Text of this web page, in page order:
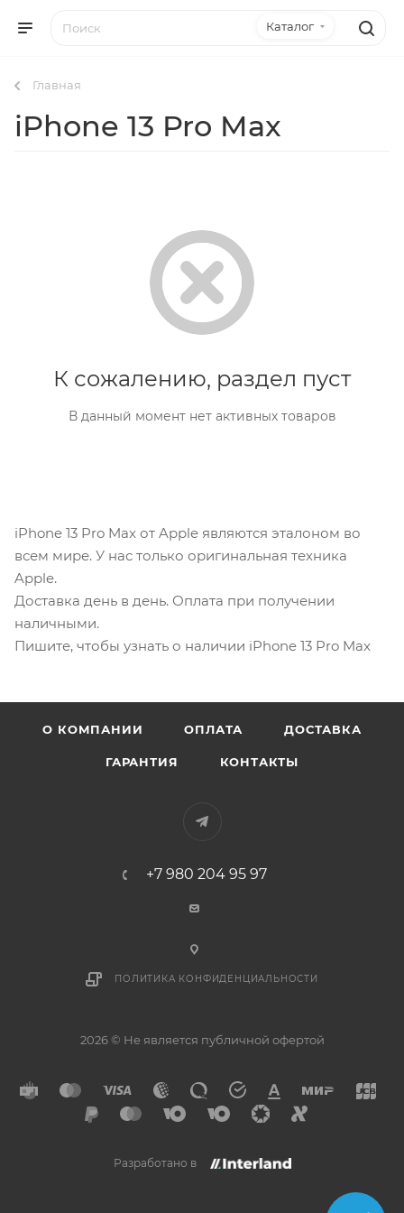
Каталог
Главная
iPhone 13 Pro Max
К сожалению, раздел пуст
В данный момент нет активных товаров
iPhone 13 Pro Max от Apple являются эталоном во
всем мире. У нас только оригинальная техника
Apple.
Доставка день в день. Оплата при получении
наличными.
Пишите, чтобы узнать о наличии iPhone 13 Pro Max
О КОМПАНИИ ОПЛАТА ДОСТАВКА
ГАРАНТИЯ КОНТАКТЫ
+7 980 204 95 97
ПОЛИТИКА КОНФИДЕНЦИАЛЬНОСТИ
2026 © Не является публичной офертой
Разработано в